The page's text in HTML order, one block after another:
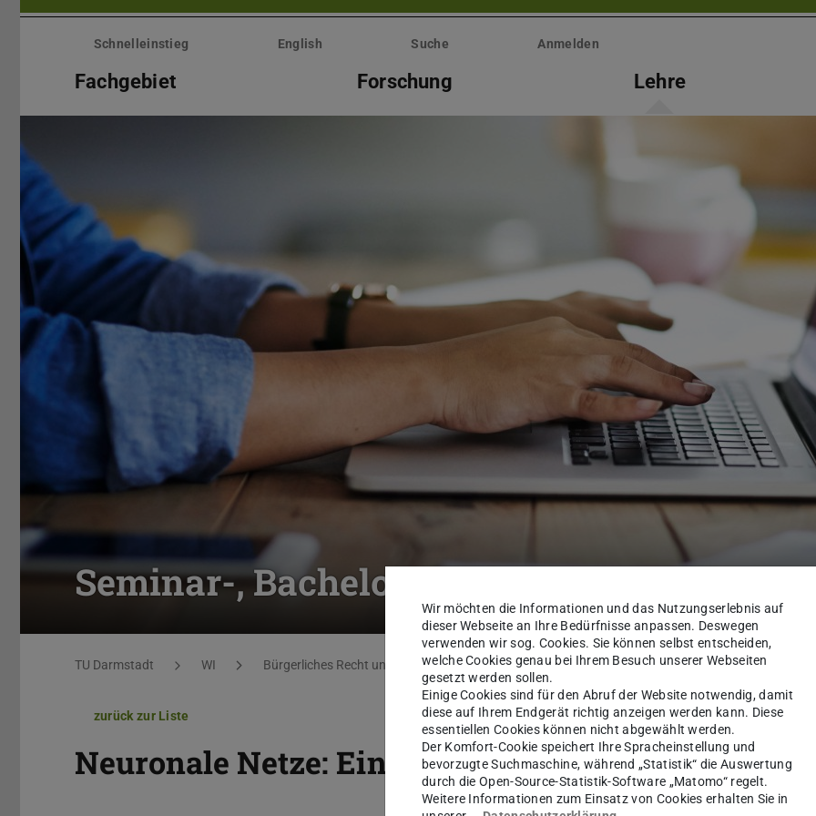
Menü
überspringenSchnelleinstieg English Suche Anmelden
Fachgebiet Forschung Lehre
Seminar-, Bachelor- und Masterarbeiten
Sie befinden sich hier:
TU Darmstadt WI Bürgerliches Recht und Unternehmensrecht Lehre Studentische Arbeiten
zurück zur Liste
Neuronale Netze: Eine haftungsrechtliche
Wir möchten die Informationen und das Nutzungserlebnis auf
dieser Webseite an Ihre Bedürfnisse anpassen. Deswegen
verwenden wir sog. Cookies. Sie können selbst entscheiden,
welche Cookies genau bei Ihrem Besuch unserer Webseiten
gesetzt werden sollen.
Einige Cookies sind für den Abruf der Website notwendig, damit
diese auf Ihrem Endgerät richtig anzeigen werden kann. Diese
essentiellen Cookies können nicht abgewählt werden.
Der Komfort-Cookie speichert Ihre Spracheinstellung und
bevorzugte Suchmaschine, während „Statistik“ die Auswertung
durch die Open-Source-Statistik-Software „Matomo“ regelt.
Weitere Informationen zum Einsatz von Cookies erhalten Sie in